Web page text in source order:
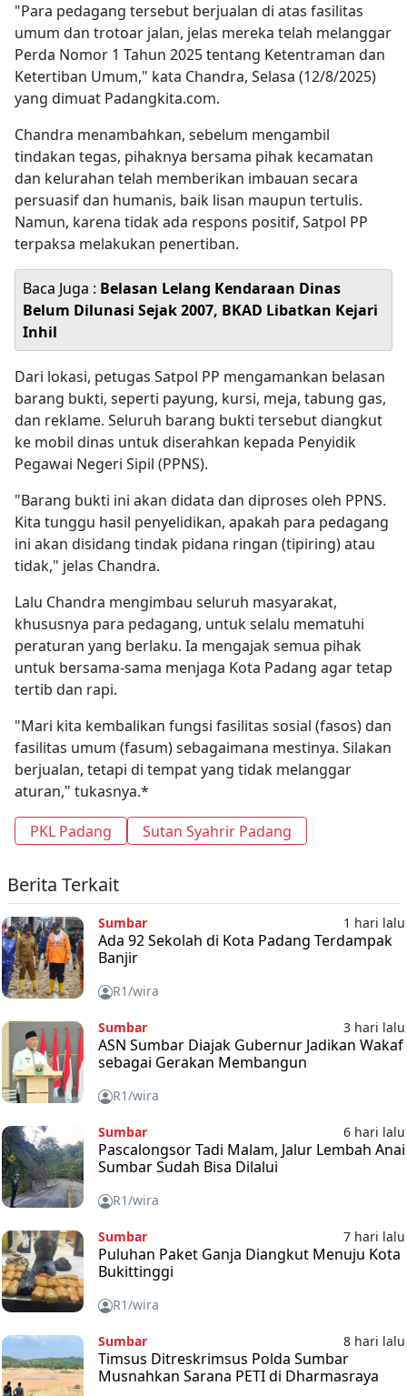
"Para pedagang tersebut berjualan di atas fasilitas
umum dan trotoar jalan, jelas mereka telah melanggar
Perda Nomor 1 Tahun 2025 tentang Ketentraman dan
Ketertiban Umum," kata Chandra, Selasa (12/8/2025)
yang dimuat Padangkita.com.
Chandra menambahkan, sebelum mengambil
tindakan tegas, pihaknya bersama pihak kecamatan
dan kelurahan telah memberikan imbauan secara
persuasif dan humanis, baik lisan maupun tertulis.
Namun, karena tidak ada respons positif, Satpol PP
terpaksa melakukan penertiban.
Baca Juga : Belasan Lelang Kendaraan Dinas
Belum Dilunasi Sejak 2007, BKAD Libatkan Kejari
Inhil
Dari lokasi, petugas Satpol PP mengamankan belasan
barang bukti, seperti payung, kursi, meja, tabung gas,
dan reklame. Seluruh barang bukti tersebut diangkut
ke mobil dinas untuk diserahkan kepada Penyidik
Pegawai Negeri Sipil (PPNS).
"Barang bukti ini akan didata dan diproses oleh PPNS.
Kita tunggu hasil penyelidikan, apakah para pedagang
ini akan disidang tindak pidana ringan (tipiring) atau
tidak," jelas Chandra.
Lalu Chandra mengimbau seluruh masyarakat,
khususnya para pedagang, untuk selalu mematuhi
peraturan yang berlaku. Ia mengajak semua pihak
untuk bersama-sama menjaga Kota Padang agar tetap
tertib dan rapi.
"Mari kita kembalikan fungsi fasilitas sosial (fasos) dan
fasilitas umum (fasum) sebagaimana mestinya. Silakan
berjualan, tetapi di tempat yang tidak melanggar
aturan," tukasnya.*
PKL Padang
Sutan Syahrir Padang
Berita Terkait
Sumbar 1 hari lalu
Ada 92 Sekolah di Kota Padang Terdampak
Banjir
R1/wira
Sumbar 3 hari lalu
ASN Sumbar Diajak Gubernur Jadikan Wakaf
sebagai Gerakan Membangun
R1/wira
Sumbar 6 hari lalu
Pascalongsor Tadi Malam, Jalur Lembah Anai
Sumbar Sudah Bisa Dilalui
R1/wira
Sumbar 7 hari lalu
Puluhan Paket Ganja Diangkut Menuju Kota
Bukittinggi
R1/wira
Sumbar 8 hari lalu
Timsus Ditreskrimsus Polda Sumbar
Musnahkan Sarana PETI di Dharmasraya